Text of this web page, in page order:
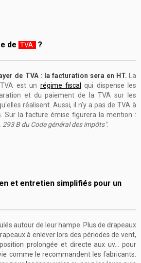
de TVA ?
de TVA : la facturation sera en HT. La
est un régime fiscal
qui dispense les
et du paiement de la TVA sur les
réalisent. Aussi, il n’y a pas de TVA à
Sur la facture émise figurera la mention :
293 B du Code général des impôts".
et entretien simplifiés pour un
autour de leur hampe. Plus de drapeaux
à enlever lors des périodes de vent,
prolongée et directe aux uv... pour
comme le recommandent les fabricants.